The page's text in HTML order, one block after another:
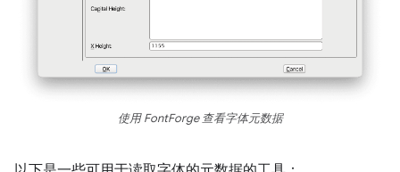
使用 FontForge 查看字体元数据